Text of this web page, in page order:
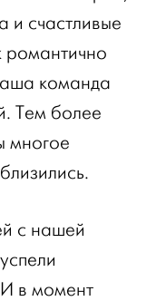
и счастливые
романтично
команда
Тем более
многое
с нашей
И в момент